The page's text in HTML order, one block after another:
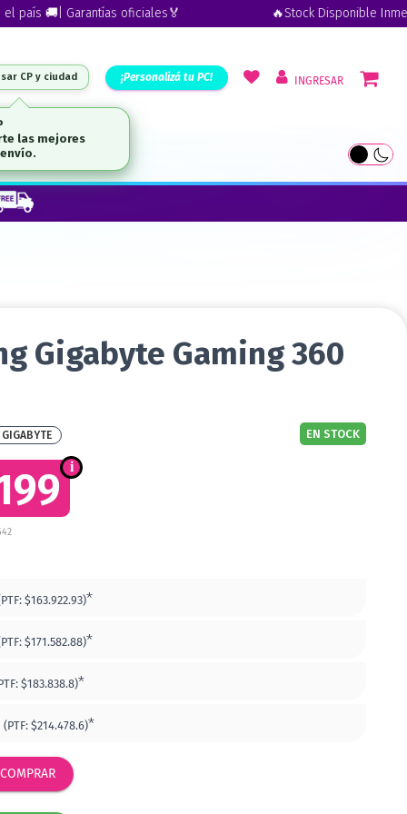
🚚| Garantías oficiales🏅 🔥Stock Disponible
CP y ciudad ¡Personalizá tu PC! INGRESAR
Gigabyte Gaming 360
EN STOCK
GIGABYTE
$163.922.93)*
$171.582.88)*
$183.838.8)*
(PTF: $214.478.6)*